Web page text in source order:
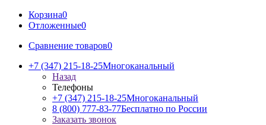
Корзина0
Отложенные0
Сравнение товаров0
+7 (347) 215-18-25Многоканальный
Назад
Телефоны
+7 (347) 215-18-25Многоканальный
8 (800) 777-83-77Бесплатно по России
Заказать звонок